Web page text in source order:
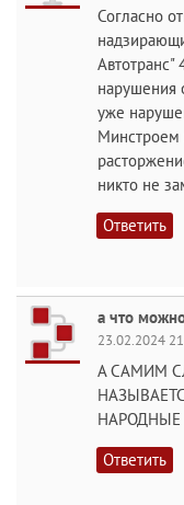
Согласно
Автотранс"
нарушения
уже
Минстроем
никто не
Ответить
а что
23.02.2024
А САМИМ
НАРОДНЫЕ
Ответить